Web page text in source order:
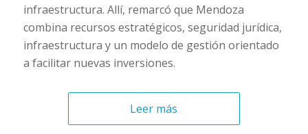
infraestructura. Allí, remarcó que Mendoza
combina recursos estratégicos, seguridad jurídica,
infraestructura y un modelo de gestión orientado
a facilitar nuevas inversiones.
Leer más